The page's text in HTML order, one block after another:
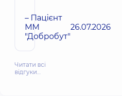
– Пацієнт
ММ
"Добробут"
26.07.2026
Читати всі
відгуки…